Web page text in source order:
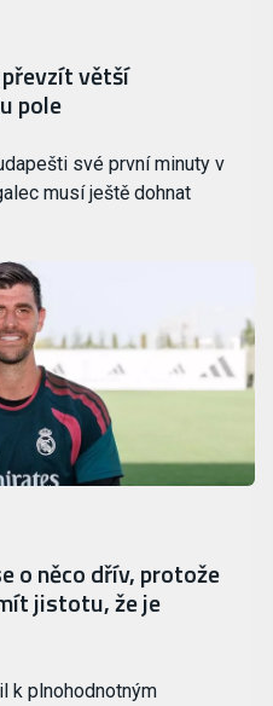
větší
pole
své první minuty v
musí ještě dohnat
o něco dřív, protože
jistotu, že je
k plnohodnotným